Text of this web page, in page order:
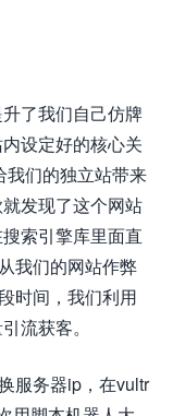
了我们自己仿牌
设定好的核心关
我们的独立站带来
发现了这个网站
索引擎库里面直
我们的网站作弊
时间，我们利用
流获客。
服务器ip，在vultr